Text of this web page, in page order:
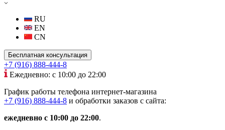
RU
EN
CN
Бесплатная консультация
+7 (916) 888-444-8
Ежедневно: с 10:00 до 22:00
График работы телефона интернет-магазина
+7 (916) 888-444-8 и обработки заказов с сайта:
ежедневно с 10:00 до 22:00.